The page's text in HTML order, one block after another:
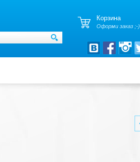
Корзина
Оформи заказ ;-)